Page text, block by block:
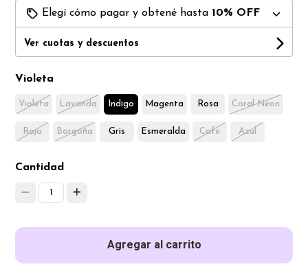
Elegí cómo pagar y obtené hasta 10% OFF
Ver cuotas y descuentos
Violeta
Violeta Lavanda Indigo Magenta Rosa Coral Neon
Rojo Borgoña Gris Esmeralda Cafe Azul
Cantidad
1
Agregar al carrito